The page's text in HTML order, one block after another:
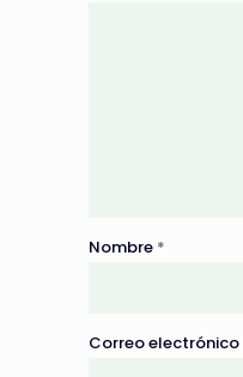
Nombre *
Correo electrónico